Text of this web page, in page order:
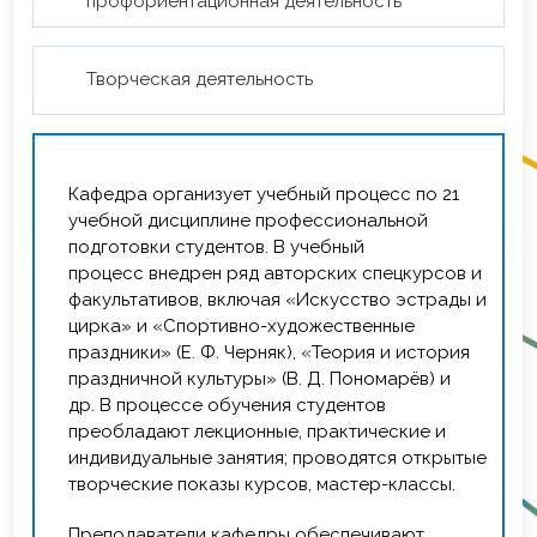
С 1982 года кафедру возглавлял кандидат
на кафедре театральной режиссуры КГИК,
затем в аспирантуре ЛГИК им. Н. К. Крупской,
успешно защитил кандидатскую (1981) и
доктор социологических наук, кандидат
педагогических наук, профессор социальной
психологии и клинической социологии,
действительный член академии педагогических
и социальных наук, действительный член
Международной академии социальной работы,
действительный член Международной
Академии социального прогнозирования,
действенный член международной академии
образования Великобритании, член-
корреспондент Международной Академии
наук высшей школы, профессор кафедры
Творческая деятельность
Кафедра организует учебный процесс по 21
учебной дисциплине профессиональной
подготовки студентов. В учебный
процесс внедрен ряд авторских спецкурсов и
факультативов, включая «Искусство эстрады и
цирка» и «Спортивно-художественные
праздники» (Е. Ф. Черняк), «Теория и история
праздничной культуры» (В. Д. Пономарёв) и
др. В процессе обучения студентов
преобладают лекционные, практические и
индивидуальные занятия; проводятся открытые
творческие показы курсов, мастер-классы.